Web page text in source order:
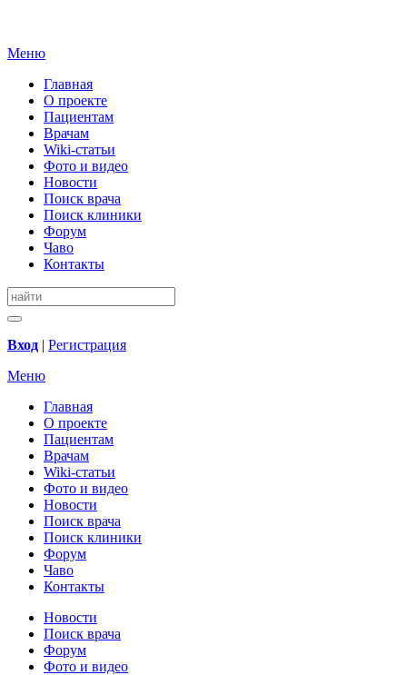
Меню
Главная
О проекте
Пациентам
Врачам
Wiki-статьи
Фото и видео
Новости
Поиск врача
Поиск клиники
Форум
Чаво
Контакты
Вход | Регистрация
Меню
Главная
О проекте
Пациентам
Врачам
Wiki-статьи
Фото и видео
Новости
Поиск врача
Поиск клиники
Форум
Чаво
Контакты
Новости
Поиск врача
Форум
Фото и видео